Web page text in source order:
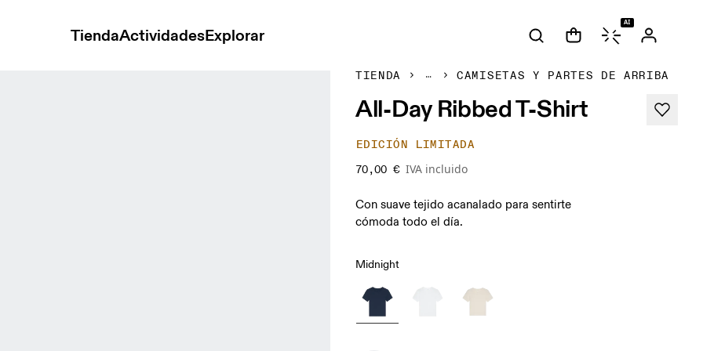
TiendaActividadesExplorar
AI
TIENDA CAMISETAS Y PARTES DE ARRIBA
All-Day Ribbed T-Shirt
EDICIÓN LIMITADA
70,00 € IVA incluido
Con suave tejido acanalado para sentirte
cómoda todo el día.
Midnight